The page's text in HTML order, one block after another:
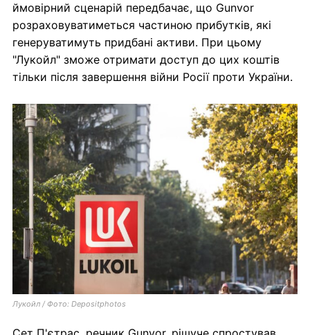
ймовірний сценарій передбачає, що Gunvor
розраховуватиметься частиною прибутків, які
генеруватимуть придбані активи. При цьому
"Лукойл" зможе отримати доступ до цих коштів
тільки після завершення війни Росії проти України.
Лукойл / Фото: Depositphotos